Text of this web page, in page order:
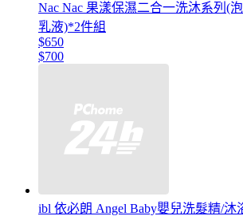
Nac Nac 果漾保濕二合一洗沐系列(
乳液)*2件組
$650
$700
ibl 依必朗 Angel Baby嬰兒洗髮精/沐